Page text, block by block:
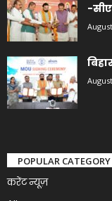
-
POPULAR CATEGORY
करेंट न्यूज़